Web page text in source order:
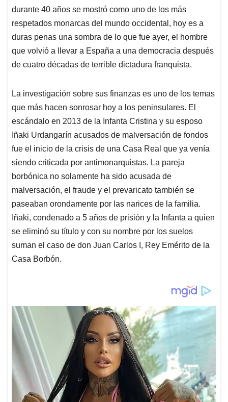
durante 40 años se mostró como uno de los más
respetados monarcas del mundo occidental, hoy es a
duras penas una sombra de lo que fue ayer, el hombre
que volvió a llevar a España a una democracia después
de cuatro décadas de terrible dictadura franquista.
La investigación sobre sus finanzas es uno de los temas
que más hacen sonrosar hoy a los peninsulares. El
escándalo en 2013 de la Infanta Cristina y su esposo
Iñaki Urdangarín acusados de malversación de fondos
fue el inicio de la crisis de una Casa Real que ya venía
siendo criticada por antimonarquistas. La pareja
borbónica no solamente ha sido acusada de
malversación, el fraude y el prevaricato también se
paseaban orondamente por las narices de la familia.
Iñaki, condenado a 5 años de prisión y la Infanta a quien
se eliminó su título y con su nombre por los suelos
suman el caso de don Juan Carlos I, Rey Emérito de la
Casa Borbón.